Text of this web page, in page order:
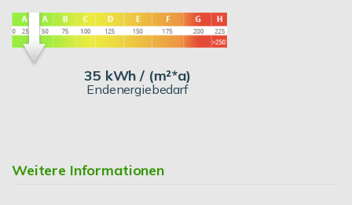
35 kWh / (m²*a)
Endenergiebedarf
Weitere Informationen